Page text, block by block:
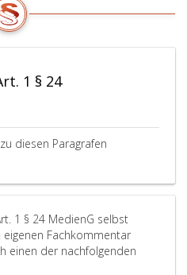
1 § 24
diesen Paragrafen
1 § 24 MedienG selbst
Fachkommentar
einen der nachfolgenden